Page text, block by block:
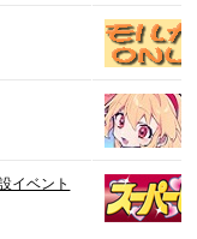
イベント